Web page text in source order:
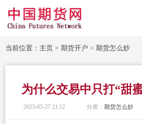
当前位置： 主页 >期货开户 >期货怎么炒
为什么交易中只打“甜
2023-05-27 21:12 分类： 期货怎么炒